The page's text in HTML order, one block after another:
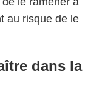
au risque de le
dans la